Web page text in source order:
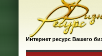
Интернет ресурс Вашего